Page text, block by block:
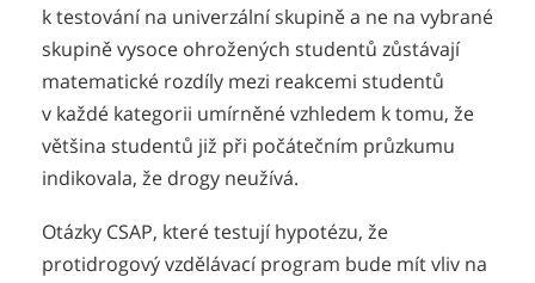
k testování na univerzální skupině a ne na vybrané
skupině vysoce ohrožených studentů zůstávají
matematické rozdíly mezi reakcemi studentů
v každé kategorii umírněné vzhledem k tomu, že
většina studentů již při počátečním průzkumu
indikovala, že drogy neužívá.
Otázky CSAP, které testují hypotézu, že
protidrogový vzdělávací program bude mít vliv na